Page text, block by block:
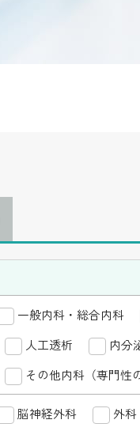
一般内科・総合内科
人工透析
内分
その他内科（専門性
脳神経外科 外